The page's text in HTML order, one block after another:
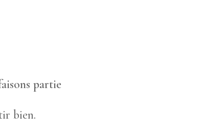
partie
bien.